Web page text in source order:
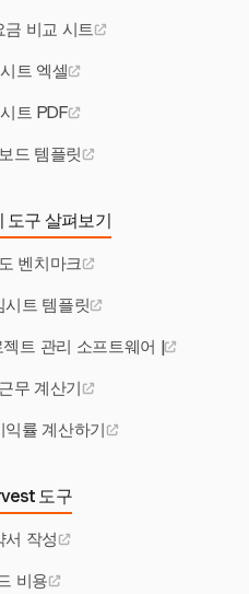
금 비교 시트
트 엑셀
트 PDF
드 템플릿
도구 살펴보기
벤치마크
시트 템플릿
트 관리 소프트웨어 |
무 계산기
률 계산하기
도구
서 작성
비용